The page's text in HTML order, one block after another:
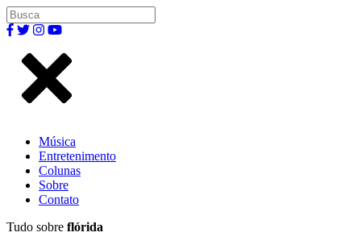
Música
Entretenimento
Colunas
Sobre
Contato
Tudo sobre flórida